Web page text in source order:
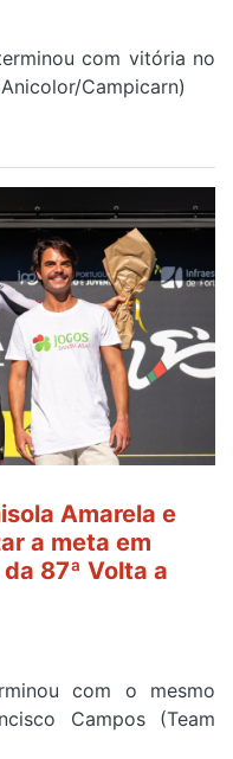
com vitória no
Campicarn)
Amarela e
a meta em
87ª Volta a
com o mesmo
Campos (Team